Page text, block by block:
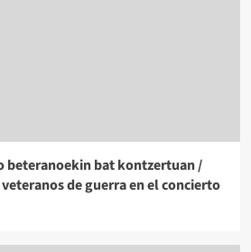
beteranoekin bat kontzertuan /
de guerra en el concierto